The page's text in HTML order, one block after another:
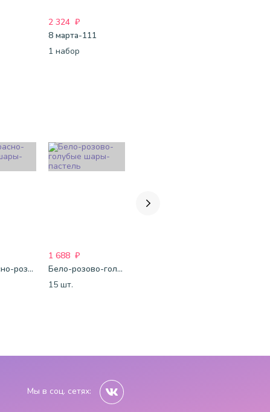
2 324 ₽
8 марта-111
1 набор
Бело-красно-розовые шары-пастель
1 688 ₽
Бело-розово-голубые шары-пастель
15 шт.
Мы в соц. сетях: